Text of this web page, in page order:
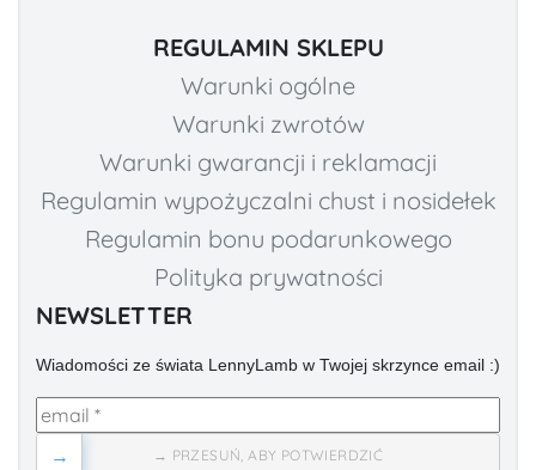
REGULAMIN SKLEPU
Warunki ogólne
Warunki zwrotów
Warunki gwarancji i reklamacji
Regulamin wypożyczalni chust i nosidełek
Regulamin bonu podarunkowego
Polityka prywatności
NEWSLETTER
Wiadomości ze świata LennyLamb w Twojej skrzynce email :)
→ PRZESUŃ, ABY POTWIERDZIĆ
→